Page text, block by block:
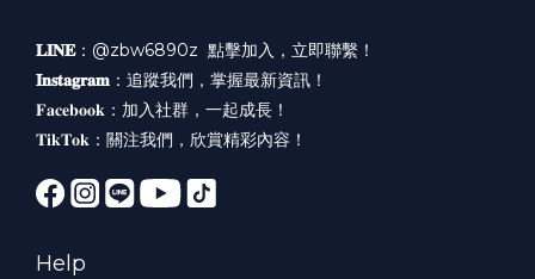
𝐋𝐈𝐍𝐄：@zbw6890z 點擊加入，立即聯繫！
𝐈𝐧𝐬𝐭𝐚𝐠𝐫𝐚𝐦 ： 追蹤我們，掌握最新資訊！
𝐅𝐚𝐜𝐞𝐛𝐨𝐨𝐤： 加入社群，一起成長！
𝐓𝐢𝐤𝐓𝐨𝐤： 關注我們，欣賞精彩內容！
Help